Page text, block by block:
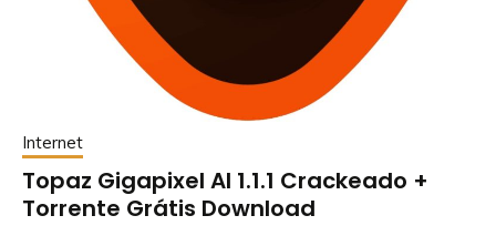
Internet
Topaz Gigapixel AI 1.1.1 Crackeado +
Torrente Grátis Download